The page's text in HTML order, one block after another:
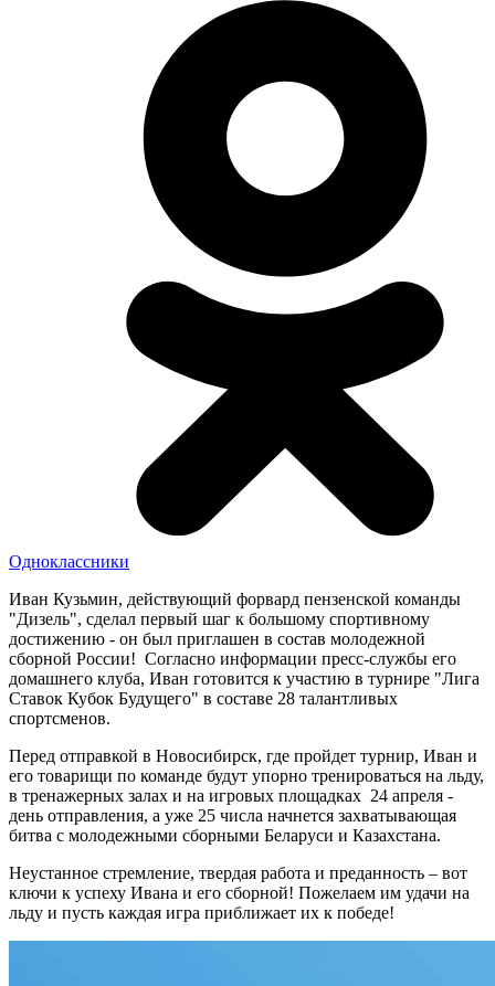
Одноклассники
Иван Кузьмин, действующий форвард пензенской команды
"Дизель", сделал первый шаг к большому спортивному
достижению - он был приглашен в состав молодежной
сборной России! Согласно информации пресс-службы его
домашнего клуба, Иван готовится к участию в турнире "Лига
Ставок Кубок Будущего" в составе 28 талантливых
спортсменов.
Перед отправкой в Новосибирск, где пройдет турнир, Иван и
его товарищи по команде будут упорно тренироваться на льду,
в тренажерных залах и на игровых площадках 24 апреля -
день отправления, а уже 25 числа начнется захватывающая
битва с молодежными сборными Беларуси и Казахстана.
Неустанное стремление, твердая работа и преданность – вот
ключи к успеху Ивана и его сборной! Пожелаем им удачи на
льду и пусть каждая игра приближает их к победе!